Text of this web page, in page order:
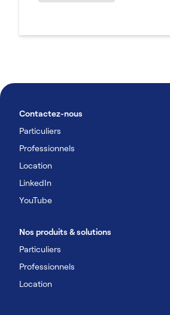
Contactez-nous
Particuliers
Professionnels
Location
LinkedIn
YouTube
Nos produits & solutions
Particuliers
Professionnels
Location